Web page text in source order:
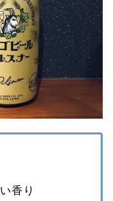
香り